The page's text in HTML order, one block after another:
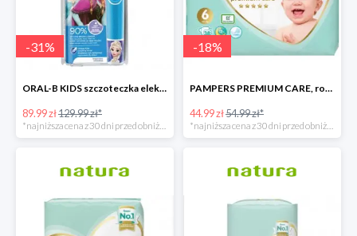
-31%
ORAL-B KIDS szczoteczka elektryczna
89.99 zł129.99 zł*
-18%
PAMPERS PREMIUM CARE, rozmiar 6, 38 pieluszki, 13kg+
44.99 zł54.99 zł*